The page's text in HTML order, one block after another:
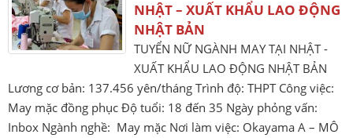
NHẬT – XUẤT KHẨU LAO ĐỘNG
NHẬT BẢN
TUYỂN NỮ NGÀNH MAY TẠI NHẬT -
XUẤT KHẨU LAO ĐỘNG NHẬT BẢN
Lương cơ bản: 137.456 yên/tháng Trình độ: THPT Công việc:
May mặc đồng phục Độ tuổi: 18 đến 35 Ngày phỏng vấn:
Inbox Ngành nghề: May mặc Nơi làm việc: Okayama A – MÔ